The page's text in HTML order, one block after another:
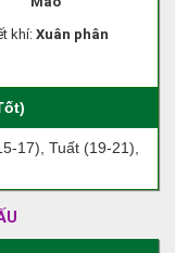
khí: Xuân phân
17), Tuất (19-21),